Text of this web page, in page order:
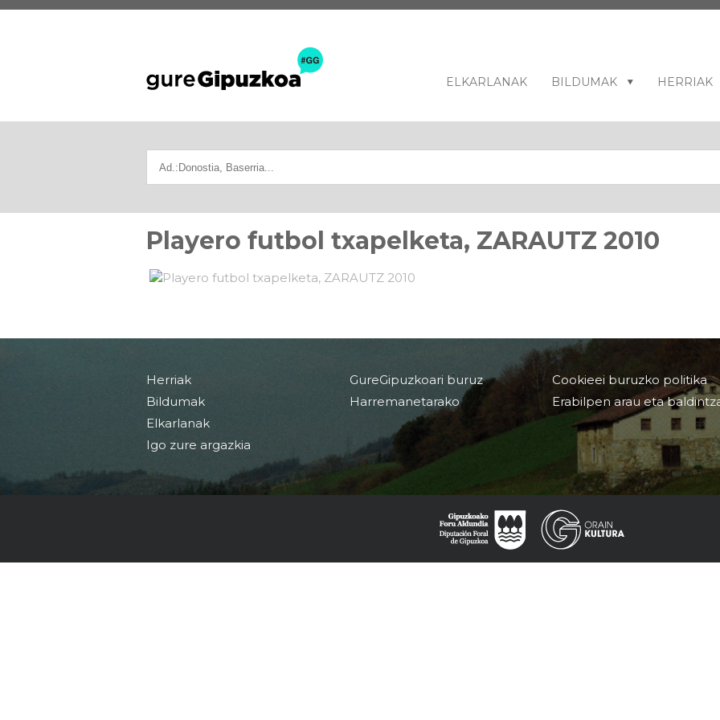
ELKARLANAK BILDUMAK HERRIAK
Playero futbol txapelketa, ZARAUTZ 2010
Herriak
Bildumak
Elkarlanak
Igo zure argazkia
GureGipuzkoari buruz
Harremanetarako
Cookieei buruzko politika
Erabilpen arau eta